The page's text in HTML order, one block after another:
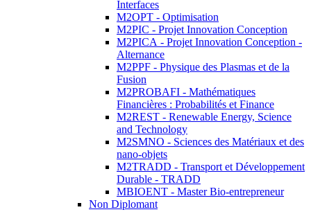
Interfaces
M2OPT - Optimisation
M2PIC - Projet Innovation Conception
M2PICA - Projet Innovation Conception -
Alternance
M2PPF - Physique des Plasmas et de la
Fusion
M2PROBAFI - Mathématiques
Financières : Probabilités et Finance
M2REST - Renewable Energy, Science
and Technology
M2SMNO - Sciences des Matériaux et des
nano-objets
M2TRADD - Transport et Développement
Durable - TRADD
MBIOENT - Master Bio-entrepreneur
Non Diplomant